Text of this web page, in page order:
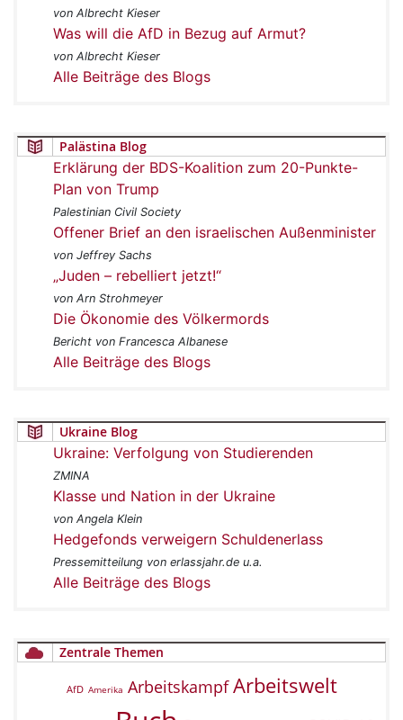
von Albrecht Kieser
Was will die AfD in Bezug auf Armut?
von Albrecht Kieser
Alle Beiträge des Blogs
Palästina Blog
Erklärung der BDS-Koalition zum 20-Punkte-
Plan von Trump
Palestinian Civil Society
Offener Brief an den israelischen Außenminister
von Jeffrey Sachs
„Juden – rebelliert jetzt!“
von Arn Strohmeyer
Die Ökonomie des Völkermords
Bericht von Francesca Albanese
Alle Beiträge des Blogs
Ukraine Blog
Ukraine: Verfolgung von Studierenden
ZMINA
Klasse und Nation in der Ukraine
von Angela Klein
Hedgefonds verweigern Schuldenerlass
Pressemitteilung von erlassjahr.de u.a.
Alle Beiträge des Blogs
Zentrale Themen
AfD Amerika Arbeitskampf Arbeitswelt